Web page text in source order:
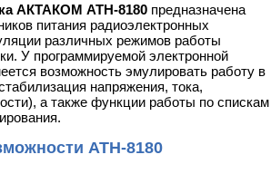
АКТАКОМ АТН-8180 предназначена
питания радиоэлектронных
различных режимов работы
У программируемой электронной
возможность эмулировать работу в
напряжения, тока,
а также функции работы по спискам
АТН-8180